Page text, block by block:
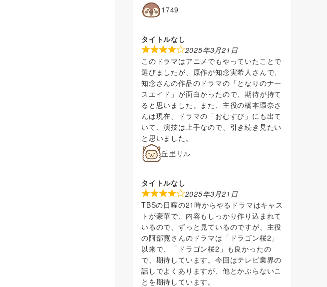
1749
タイトルなし
2025年3月21日
このドラマはアニメでもやっていたことで
選びましたが、原作が知念実希人さんで、
知念さんの作品のドラマの「となりのナー
スエイド」が面白かったので、期待が持て
ると思いました。また、主役の橋本環奈さ
んは現在、ドラマの「おむすび」にも出て
いて、演技は上手なので、引き続き見たい
と思いました。
丘里リル
タイトルなし
2025年3月21日
TBSの日曜の21時からやるドラマはキャス
トが豪華で、内容もしっかり作り込まれて
いるので、ずっと見ているのですが、主役
の阿部寛さんのドラマは「ドラゴン桜2」
以来で、「ドラゴン桜2」も良かったの
で、期待しています。今回はテレビ業界の
話しでよくありますが、他とかぶらないこ
とを期待しています。